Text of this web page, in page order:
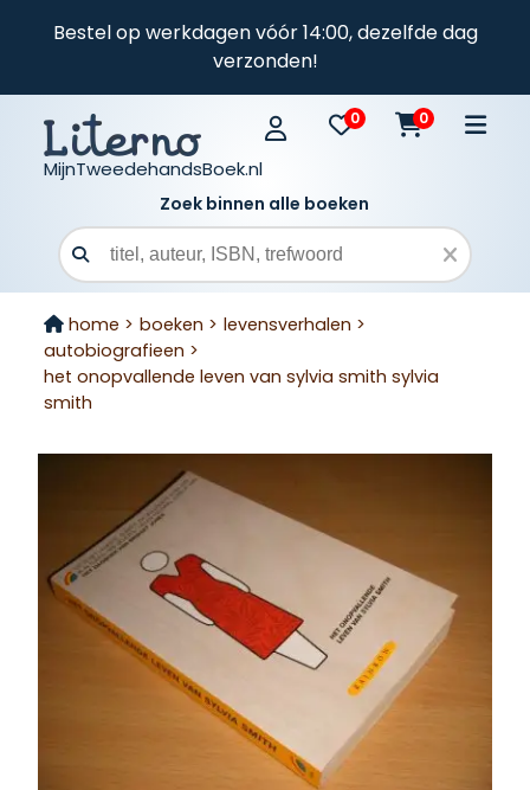
Bestel op werkdagen vóór 14:00, dezelfde dag
verzonden!
MijnTweedehandsBoek.nl
0 0
Zoek binnen alle boeken
Zoekveld
home > boeken > levensverhalen >
autobiografieen >
het onopvallende leven van sylvia smith sylvia
smith